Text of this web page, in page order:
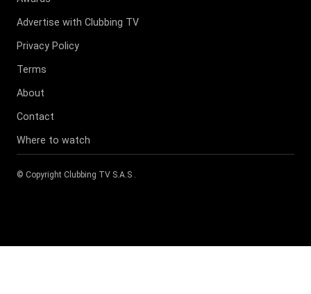
Advertise with Clubbing TV
Privacy Policy
Terms
About
Contact
Where to watch
© Copyright Clubbing TV S.A.S .